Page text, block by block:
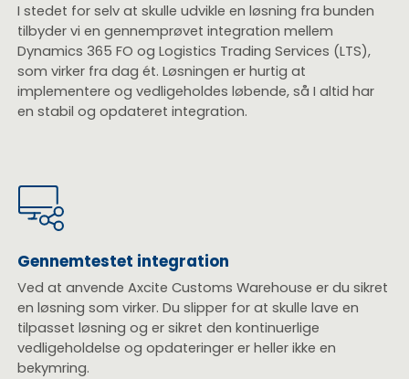
I stedet for selv at skulle udvikle en løsning fra bunden
tilbyder vi en gennemprøvet integration mellem
Dynamics 365 FO og Logistics Trading Services (LTS),
som virker fra dag ét. Løsningen er hurtig at
implementere og vedligeholdes løbende, så I altid har
en stabil og opdateret integration.
Gennemtestet integration
Ved at anvende Axcite Customs Warehouse er du sikret
en løsning som virker. Du slipper for at skulle lave en
tilpasset løsning og er sikret den kontinuerlige
vedligeholdelse og opdateringer er heller ikke en
bekymring.